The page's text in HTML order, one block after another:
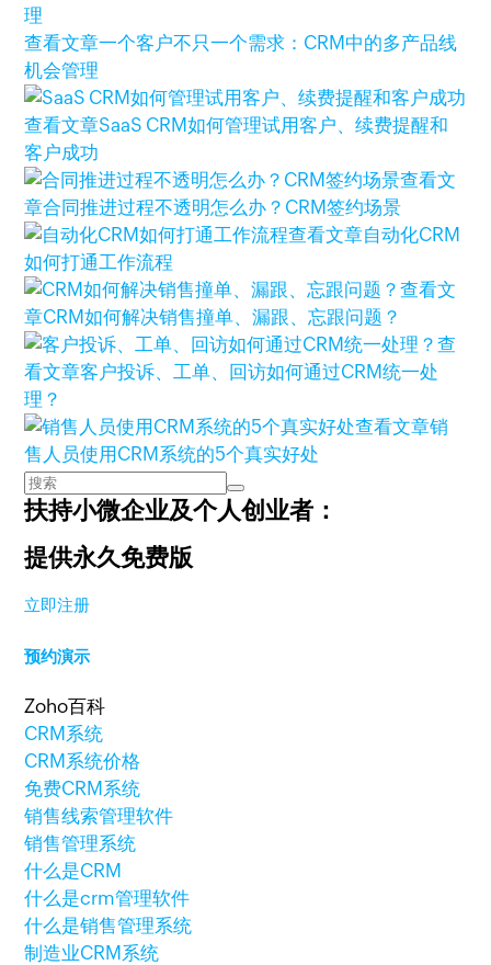
查看文章一个客户不只一个需求：CRM中的多产品线
机会管理
查看文章SaaS CRM如何管理试用客户、续费提醒和
客户成功
查看文
章合同推进过程不透明怎么办？CRM签约场景
查看文章自动化CRM
如何打通工作流程
查看文
章CRM如何解决销售撞单、漏跟、忘跟问题？
查
看文章客户投诉、工单、回访如何通过CRM统一处
理？
查看文章销
售人员使用CRM系统的5个真实好处
扶持小微企业及个人创业者：
提供永久免费版
立即注册
预约演示
Zoho百科
CRM系统
CRM系统价格
免费CRM系统
销售线索管理软件
销售管理系统
什么是CRM
什么是crm管理软件
什么是销售管理系统
制造业CRM系统